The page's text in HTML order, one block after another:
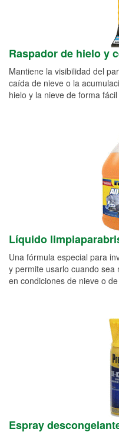
Raspador de hielo y
Mantiene la visibilidad del
caída de nieve o la
hielo y la nieve de forma
Líquido
Una fórmula especial para
y permite usarlo cuando sea
en condiciones de nieve o
Espray